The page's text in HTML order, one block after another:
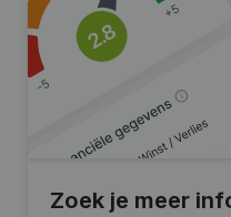
Zoek je meer